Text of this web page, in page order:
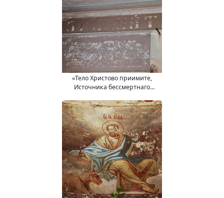
«Тело Христово приимите,
Источника бессмертнаго